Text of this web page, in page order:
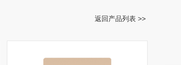
返回产品列表 >>